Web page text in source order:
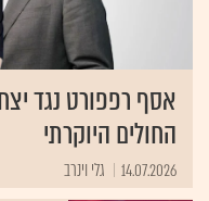
אסף רפפורט נגד
החולים היוקרתי
14.07.2026 גלי וינרב